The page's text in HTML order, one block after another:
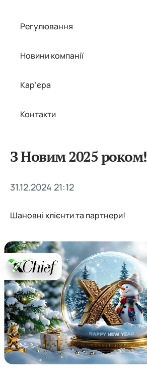
Регулювання
Новини компанії
Кар'єра
Контакти
З Новим 2025 роком!
31.12.2024 21:12
Шановні клієнти та партнери!